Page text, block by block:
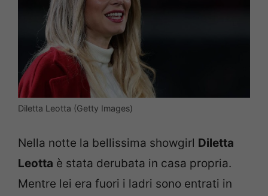
Diletta Leotta (Getty Images)
Nella notte la bellissima showgirl Diletta
Leotta è stata derubata in casa propria.
Mentre lei era fuori i ladri sono entrati in